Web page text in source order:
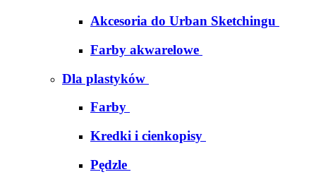
Akcesoria do Urban Sketchingu
Farby akwarelowe
Dla plastyków
Farby
Kredki i cienkopisy
Pędzle